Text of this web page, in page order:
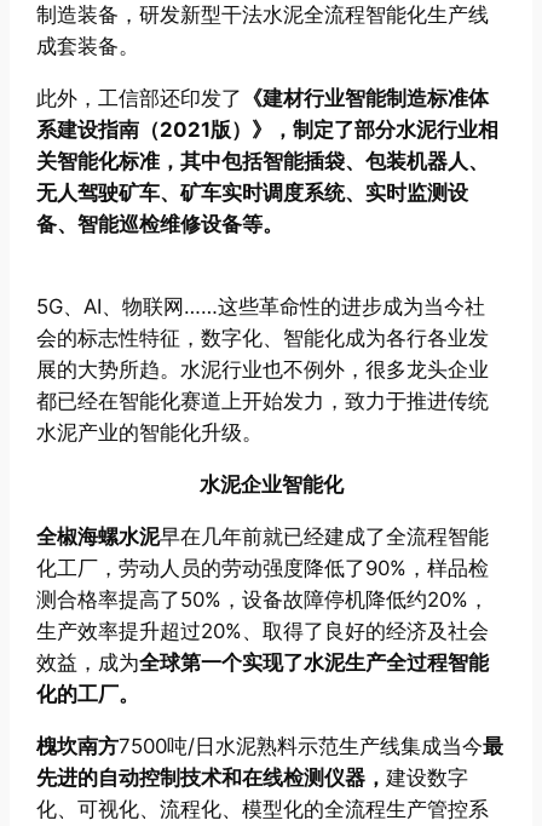
制造装备，研发新型干法水泥全流程智能化生产线
成套装备。
此外，工信部还印发了 《建材行业智能制造标准体
系建设指南（2021版）》，制定了部分水泥行业相
关智能化标准，其中包括智能插袋、包装机器人、
无人驾驶矿车、矿车实时调度系统、实时监测设
备、智能巡检维修设备等。
5G、AI、物联网……这些革命性的进步成为当今社
会的标志性特征，数字化、智能化成为各行各业发
展的大势所趋。水泥行业也不例外，很多龙头企业
都已经在智能化赛道上开始发力，致力于推进传统
水泥产业的智能化升级。
水泥企业智能化
全椒海螺水泥早在几年前就已经建成了全流程智能
化工厂，劳动人员的劳动强度降低了90%，样品检
测合格率提高了50%，设备故障停机降低约20%，
生产效率提升超过20%、取得了良好的经济及社会
效益，成为全球第一个实现了水泥生产全过程智能
化的工厂。
槐坎南方7500吨/日水泥熟料示范生产线集成当今最
先进的自动控制技术和在线检测仪器，建设数字
化、可视化、流程化、模型化的全流程生产管控系